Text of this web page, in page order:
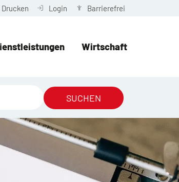
Drucken Login Barrierefrei
Wirtschaft
SUCHEN